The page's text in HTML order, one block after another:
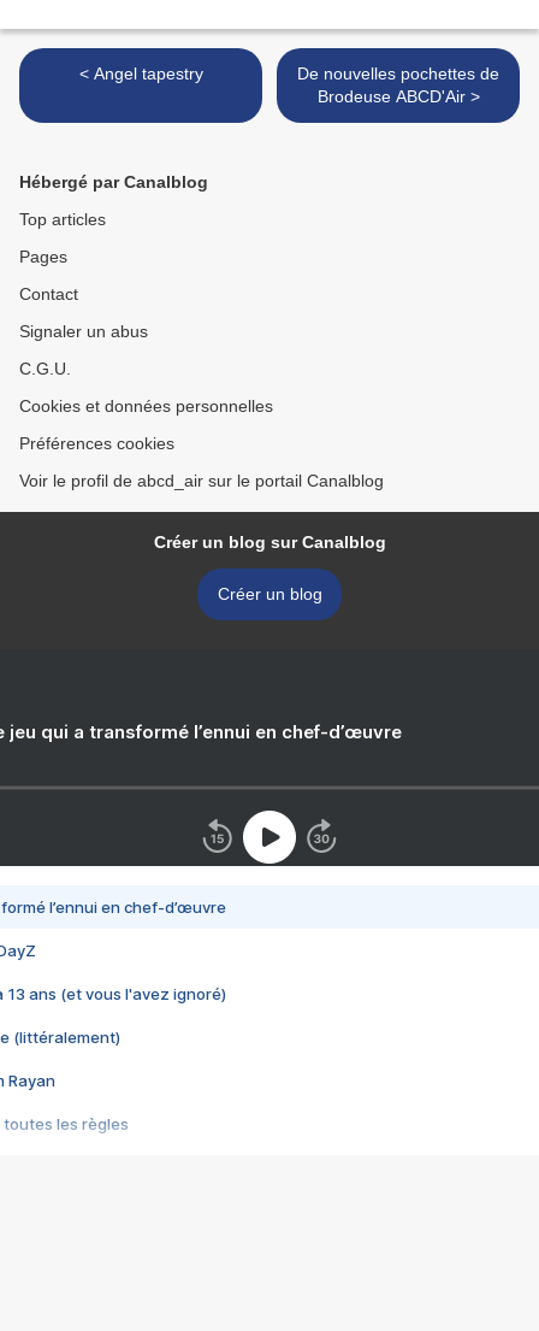
< Angel tapestry
De nouvelles pochettes de
Brodeuse ABCD'Air >
Hébergé par Canalblog
Top articles
Pages
Contact
Signaler un abus
C.G.U.
Cookies et données personnelles
Préférences cookies
Voir le profil de abcd_air sur le portail Canalblog
Créer un blog sur Canalblog
Créer un blog
jeu qui a transformé l’ennui en chef-d’œuvre
l’ennui en chef-d’œuvre
13 ans (et vous l'avez ignoré)
(littéralement)
Rayan
toutes les règles